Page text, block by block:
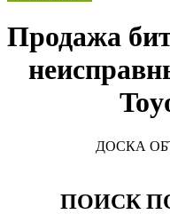
Продажа
ДОСКА
ПОИСК